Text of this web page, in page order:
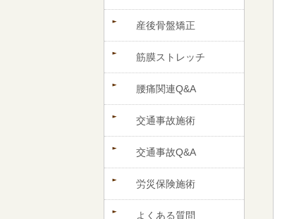
産後骨盤矯正
筋膜ストレッチ
腰痛関連Q&A
交通事故施術
交通事故Q&A
労災保険施術
よくある質問